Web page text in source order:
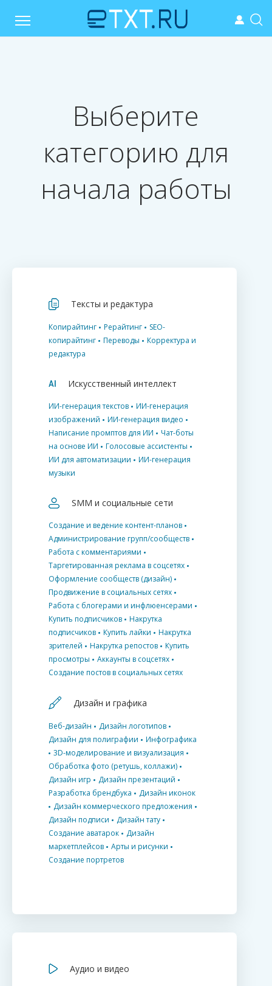
Выберите
категорию для
начала работы
Тексты и редактура
Копирайтинг Рерайтинг
SEO-
копирайтинг
Переводы
Корректура и
редактура
Искусственный интеллект
ИИ-генерация текстов
ИИ-генерация
изображений
ИИ-генерация видео
Написание промптов для ИИ
Чат-боты
на основе ИИ
Голосовые ассистенты
ИИ для автоматизации
ИИ-генерация
музыки
SMM и социальные сети
Создание и ведение контент-планов
Администрирование групп/сообществ
Работа с комментариями
Таргетированная реклама в соцсетях
Оформление сообществ (дизайн)
Продвижение в социальных сетях
Работа с блогерами и инфлюенсерами
Купить подписчиков
Накрутка
подписчиков
Купить лайки
Накрутка
зрителей
Накрутка репостов
Купить
просмотры
Аккаунты в соцсетях
Создание постов в социальных сетях
Дизайн и графика
Веб-дизайн
Дизайн логотипов
Дизайн для полиграфии
Инфографика
3D-моделирование и визуализация
Обработка фото (ретушь, коллажи)
Дизайн игр
Дизайн презентаций
Разработка брендбука
Дизайн иконок
Дизайн коммерческого предложения
Дизайн подписи
Дизайн тату
Создание аватарок
Дизайн
маркетплейсов
Арты и рисунки
Создание портретов
Аудио и видео